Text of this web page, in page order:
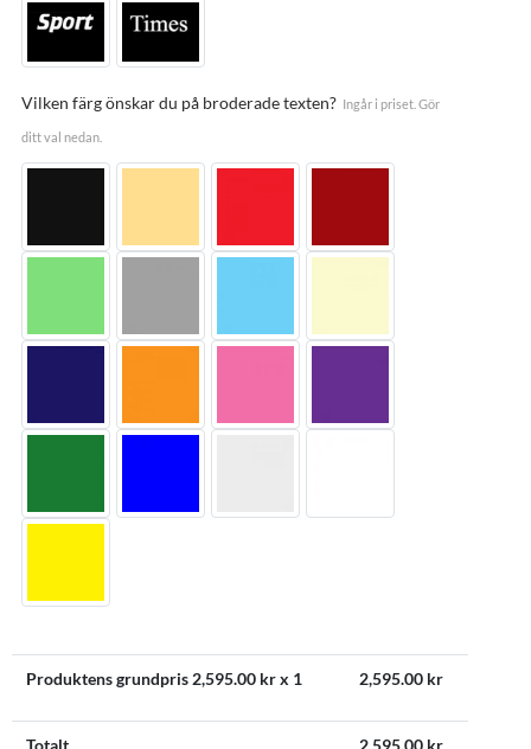
Vilken färg önskar du på broderade texten? Ingår i priset. Gör
ditt val nedan.
Produktens grundpris 2,595.00 kr x 1 2,595.00 kr
Totalt 2,595.00 kr